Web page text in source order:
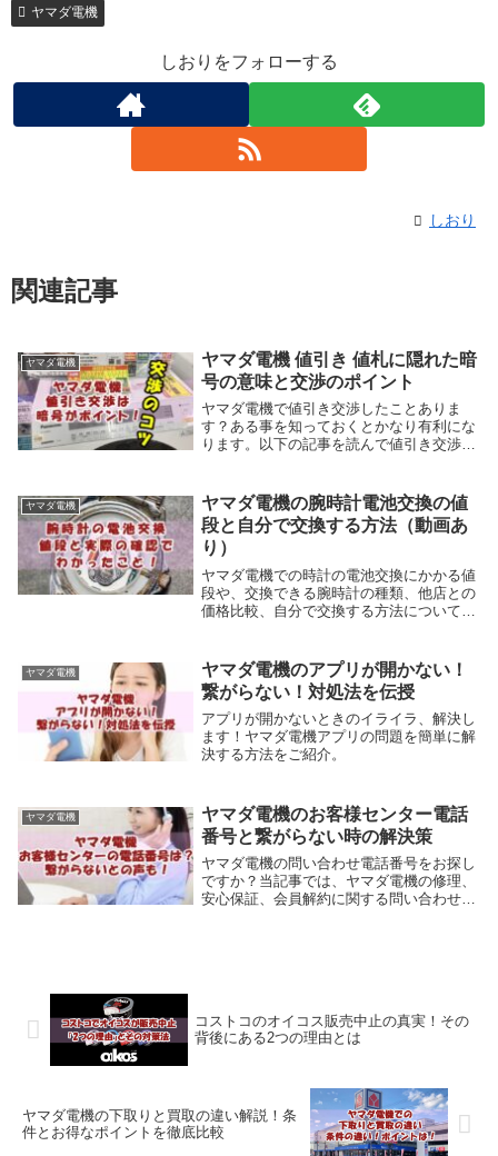
ヤマダ電機
しおりをフォローする
しおり
関連記事
ヤマダ電機
ヤマダ電機 値引き 値札に隠れた暗
号の意味と交渉のポイント
ヤマダ電機で値引き交渉したことありま
す？ある事を知っておくとかなり有利にな
ります。以下の記事を読んで値引き交渉を
ヤマダ電機
ヤマダ電機の腕時計電池交換の値
段と自分で交換する方法（動画あ
り）
ヤマダ電機での時計の電池交換にかかる値
段や、交換できる腕時計の種類、他店との
価格比較、自分で交換する方法について説
ヤマダ電機
ヤマダ電機のアプリが開かない！
繋がらない！対処法を伝授
アプリが開かないときのイライラ、解決し
ます！ヤマダ電機アプリの問題を簡単に解
決する方法をご紹介。
ヤマダ電機
ヤマダ電機のお客様センター電話
番号と繋がらない時の解決策
ヤマダ電機の問い合わせ電話番号をお探し
ですか？当記事では、ヤマダ電機の修理、
安心保証、会員解約に関する問い合わせ番
コストコのオイコス販売中止の真実！その
背後にある2つの理由とは
ヤマダ電機の下取りと買取の違い解説！条
件とお得なポイントを徹底比較